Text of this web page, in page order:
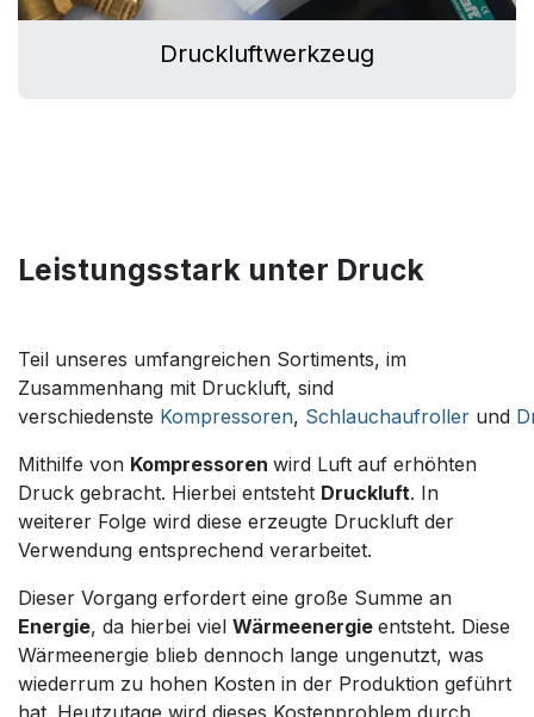
Druckluftwerkzeug
Leistungsstark unter Druck
Teil unseres umfangreichen Sortiments, im
Zusammenhang mit Druckluft, sind
verschiedenste Kompressoren, Schlauchaufroller und
Mithilfe von Kompressoren wird Luft auf erhöhten
Druck gebracht. Hierbei entsteht Druckluft. In
weiterer Folge wird diese erzeugte Druckluft der
Verwendung entsprechend verarbeitet.
Dieser Vorgang erfordert eine große Summe an
Energie, da hierbei viel Wärmeenergie entsteht. Diese
Wärmeenergie blieb dennoch lange ungenutzt, was
wiederrum zu hohen Kosten in der Produktion geführt
hat. Heutzutage wird dieses Kostenproblem durch